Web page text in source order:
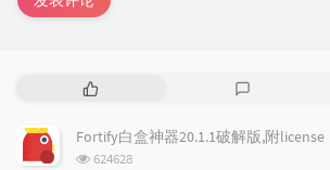
热
文
章
评
论
Fortify白盒神器20.1.1破解版,附license
浏
624628